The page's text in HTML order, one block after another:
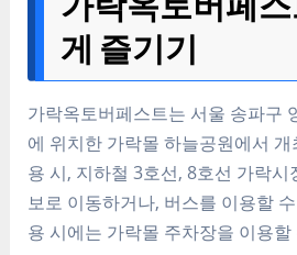
게 즐기기
가락옥토버페스트는 서울 송파구
에 위치한 가락몰 하늘공원에서
용 시, 지하철 3호선, 8호선 가락
보로 이동하거나, 버스를 이용할
용 시에는 가락몰 주차장을 이용